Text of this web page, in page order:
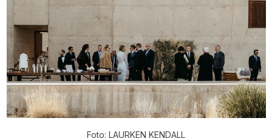
Foto: LAURKEN KENDALL